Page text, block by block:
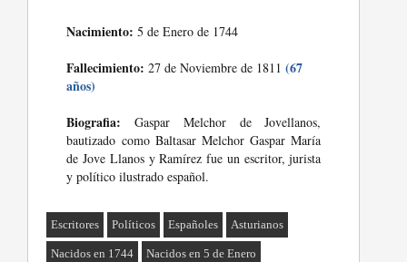
Nacimiento: 5 de Enero de 1744
Fallecimiento: 27 de Noviembre de 1811(67
años)
Biografia: Gaspar Melchor de Jovellanos,
bautizado como Baltasar Melchor Gaspar María
de Jove Llanos y Ramírez fue un escritor, jurista
y político ilustrado español.
Escritores Políticos Españoles Asturianos
Nacidos en 1744 Nacidos en 5 de Enero